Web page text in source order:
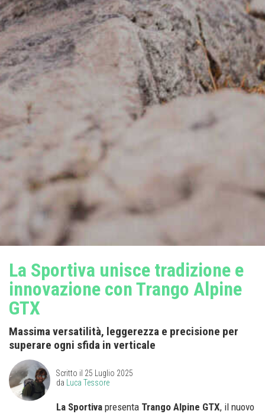
La Sportiva unisce tradizione e
innovazione con Trango Alpine
GTX
Massima versatilità, leggerezza e precisione per
superare ogni sfida in verticale
Scritto il 25 Luglio 2025
da
Luca Tessore
La Sportiva presenta Trango Alpine GTX, il nuovo